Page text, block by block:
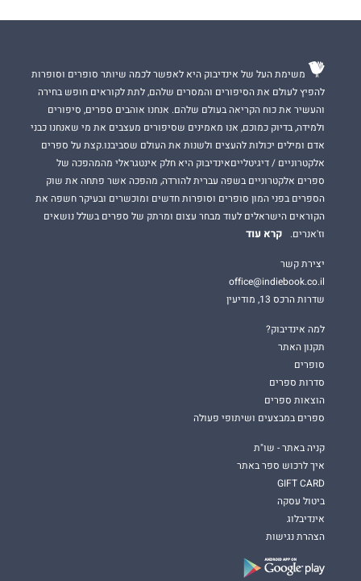
משימת העל של אינדיבוק היא לאפשר לכמה שיותר סופרים וסופרות
להפיץ לעולם את הסיפורים והמסרים שלהם, לתת לקוראים חופש בחירה
והעשיר את כוח הקריאה בעולם שלהם. אנחנו אוהבים ספרים, סיפורים
ולמידה, בדיוק כמוכם, אנו מאמינים שסיפורים מעצבים את מי שאנחנו כבני
אדם ומילים יכולות להעצים ולשנות את העולם שסביבנו.קצת על ספרים
אלקטרוניים / דיגיטלייםאינדיבוק היא חלק אינטגראלי מהמהפכה של
ספרים אלקטרוניים בשפה עברית להורדה, מהפכה אשר פתחה את שוק
הספרים בפני המון סופרים וסופרות חדשים ומוכשרים ובעיקר חשפה את
הקוראים הישראלים לעוד מבחר עצום ומרתק של ספרים בשלל נושאים
וז'אנרים.
קרא עוד
יצירת קשר
office@indiebook.co.il
שדרות הרכס 13, מודיעין
למה אינדיבוק?
תקנון האתר
סופרים
סדרות ספרים
הוצאות ספרים
ספרים במבצעים ושיתופי פעולה
קניה באתר - שו"ת
איך לרכוש ספר באתר
GIFT CARD
ביטול עסקה
אינדיבלוג
הצהרת נגישות